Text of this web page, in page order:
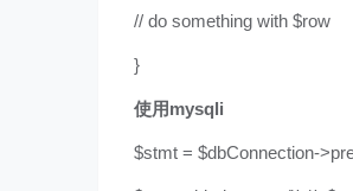
// do something with $row
}
使用mysqli
$stmt = $dbConnection-